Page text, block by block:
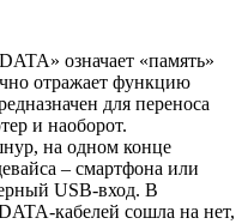
означает «память»
отражает функцию
для переноса
и наоборот.
на одном конце
– смартфона или
USB-вход. В
кабелей сошла на нет,